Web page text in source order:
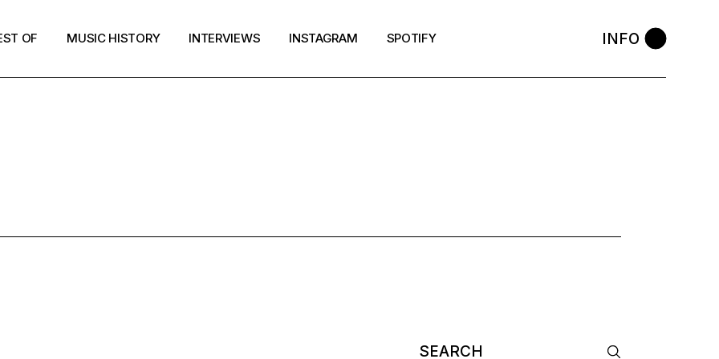
OF MUSIC HISTORY INTERVIEWS INSTAGRAM SPOTIFY INFO
Search